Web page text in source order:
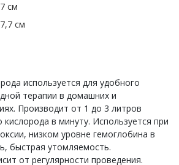
см
см
используется для удобного
терапии в домашних и
Производит от 1 до 3 литров
кислорода в минуту. Используется при
низком уровне гемоглобина в
быстрая утомляемость.
от регулярности проведения.